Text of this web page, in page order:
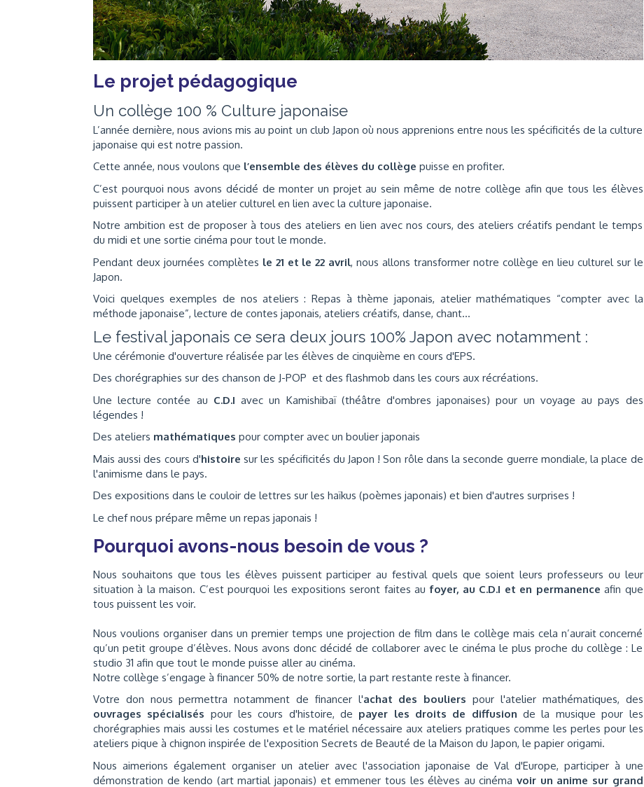
Le projet pédagogique
Un collège 100 % Culture japonaise
L’année dernière, nous avions mis au point un club Japon où nous apprenions entre nous les spécificités de la culture
japonaise qui est notre passion.
Cette année, nous voulons que l’ensemble des élèves du collège puisse en profiter.
C’est pourquoi nous avons décidé de monter un projet au sein même de notre collège afin que tous les élèves
puissent participer à un atelier culturel en lien avec la culture japonaise.
Notre ambition est de proposer à tous des ateliers en lien avec nos cours, des ateliers créatifs pendant le temps
du midi et une sortie cinéma pour tout le monde.
Pendant deux journées complètes le 21 et le 22 avril, nous allons transformer notre collège en lieu culturel sur le
Japon.
Voici quelques exemples de nos ateliers : Repas à thème japonais, atelier mathématiques “compter avec la
méthode japonaise”, lecture de contes japonais, ateliers créatifs, danse, chant…
Le festival japonais ce sera deux jours 100% Japon avec notamment :
Une cérémonie d'ouverture réalisée par les élèves de cinquième en cours d'EPS.
Des chorégraphies sur des chanson de J-POP et des flashmob dans les cours aux récréations.
Une lecture contée au C.D.I avec un Kamishibaï (théâtre d'ombres japonaises) pour un voyage au pays des
légendes !
Des ateliers mathématiques pour compter avec un boulier japonais
Mais aussi des cours d'histoire sur les spécificités du Japon ! Son rôle dans la seconde guerre mondiale, la place de
l'animisme dans le pays.
Des expositions dans le couloir de lettres sur les haïkus (poèmes japonais) et bien d'autres surprises !
Le chef nous prépare même un repas japonais !
Pourquoi avons-nous besoin de vous ?
Nous souhaitons que tous les élèves puissent participer au festival quels que soient leurs professeurs ou leur
situation à la maison. C’est pourquoi les expositions seront faites aufoyer, au C.D.I et en permanence afin que
tous puissent les voir.
Nous voulions organiser dans un premier temps une projection de film dans le collège mais cela n’aurait concerné
qu’un petit groupe d’élèves. Nous avons donc décidé de collaborer avec le cinéma le plus proche du collège : Le
studio 31 afin que tout le monde puisse aller au cinéma.
Notre collège s’engage à financer 50% de notre sortie, la part restante reste à financer.
Votre don nous permettra notamment de financer l'achat des bouliers pour l'atelier mathématiques, des
ouvrages spécialisés pour les cours d'histoire, de payer les droits de diffusion de la musique pour les
chorégraphies mais aussi les costumes et le matériel nécessaire aux ateliers pratiques comme les perles pour les
ateliers pique à chignon inspirée de l'exposition Secrets de Beauté de la Maison du Japon, le papier origami.
Nous aimerions également organiser un atelier avec l'association japonaise de Val d'Europe, participer à une
démonstration de kendo (art martial japonais) et emmener tous les élèves au cinémavoir un anime sur grand